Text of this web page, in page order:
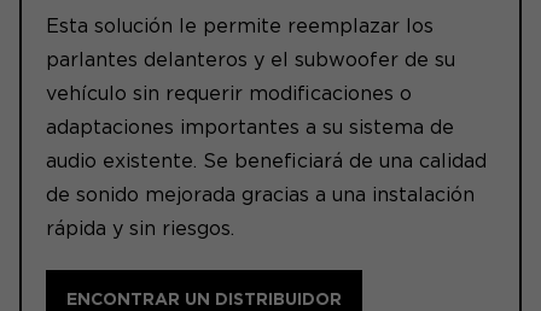
Esta solución le permite reemplazar los
parlantes delanteros y el subwoofer de su
vehículo sin requerir modificaciones o
adaptaciones importantes a su sistema de
audio existente. Se beneficiará de una calidad
de sonido mejorada gracias a una instalación
rápida y sin riesgos.
ENCONTRAR UN DISTRIBUIDOR